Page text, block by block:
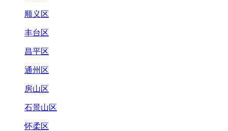
顺义区
丰台区
昌平区
通州区
房山区
石景山区
怀柔区